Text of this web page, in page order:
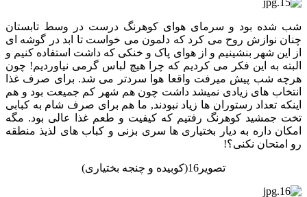
شب شده بود و سرمای هوای کوهرنگ درست در وسط تابستان
چنان نوازش روح می کرد که دلمون می خواست تا ابد در گوشه ای
از این شهر بنشینیم و از هوای پاک و خنکی که داشت استفاده کنیم و
البته به این فکر می کردیم که چرا هیچ لباس گرمی نیاوردیم! چون
هرچه شب پیش میرفت واقعا هوا سردتر می شد. برای صرف غذا
انتخاب های زیادی نمیشد داشت چون هم شهر کم جمیعت بود و هم
اینکه تعداد رستوران ها زیاد نبودند, ما هم برای صرف شام به کبابی
تخت جمشید کوهرنگ رفتیم که کیفیت و طعم غذا عالی بود. مگه
امکان داره به دیار بختیاری ها سری بزنی و کباب های لذیذ منطقه
رو امتحان نکنی؟!
تصویر16(کوبیده و چنجه بختیاری)